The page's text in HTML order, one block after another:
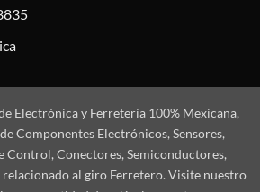
Electrónica y Ferretería 100% Mexicana,
Componentes Electrónicos, Sensores,
Control, Conectores, Semiconductores,
al giro Ferretero. Visite nuestro